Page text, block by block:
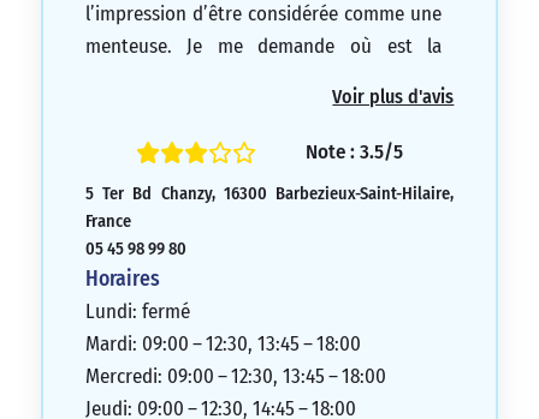
l’impression d’être considérée comme une
menteuse. Je me demande où est la
2/5
Voir plus d'avis
Note : 3.5/5
5 Ter Bd Chanzy, 16300 Barbezieux-Saint-Hilaire,
France
05 45 98 99 80
Horaires
Lundi: fermé
Mardi: 09:00 – 12:30, 13:45 – 18:00
Mercredi: 09:00 – 12:30, 13:45 – 18:00
Jeudi: 09:00 – 12:30, 14:45 – 18:00